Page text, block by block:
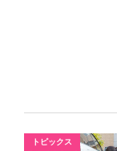
トピックス